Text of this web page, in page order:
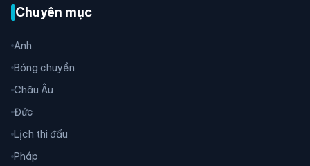
Chuyên mục
Anh
Bóng chuyền
Châu Âu
Đức
Lịch thi đấu
Pháp